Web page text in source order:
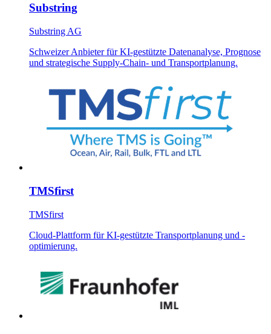
Substring
Substring AG
Schweizer Anbieter für KI-gestützte Datenanalyse, Prognose
und strategische Supply-Chain- und Transportplanung.
TMSfirst
TMSfirst
Cloud-Plattform für KI-gestützte Transportplanung und -
optimierung.